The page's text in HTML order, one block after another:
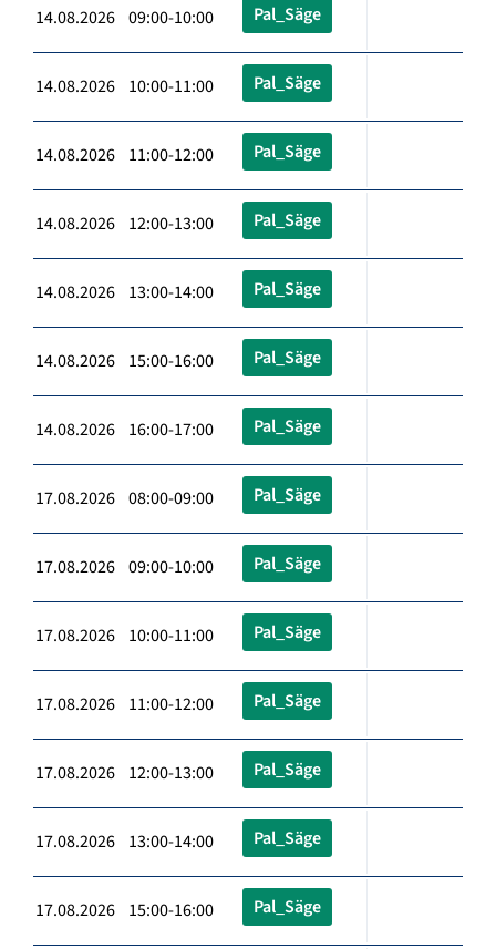
14.08.2026 09:00-10:00 Pal_Säge
14.08.2026 10:00-11:00 Pal_Säge
14.08.2026 11:00-12:00 Pal_Säge
14.08.2026 12:00-13:00 Pal_Säge
14.08.2026 13:00-14:00 Pal_Säge
14.08.2026 15:00-16:00 Pal_Säge
14.08.2026 16:00-17:00 Pal_Säge
17.08.2026 08:00-09:00 Pal_Säge
17.08.2026 09:00-10:00 Pal_Säge
17.08.2026 10:00-11:00 Pal_Säge
17.08.2026 11:00-12:00 Pal_Säge
17.08.2026 12:00-13:00 Pal_Säge
17.08.2026 13:00-14:00 Pal_Säge
17.08.2026 15:00-16:00 Pal_Säge